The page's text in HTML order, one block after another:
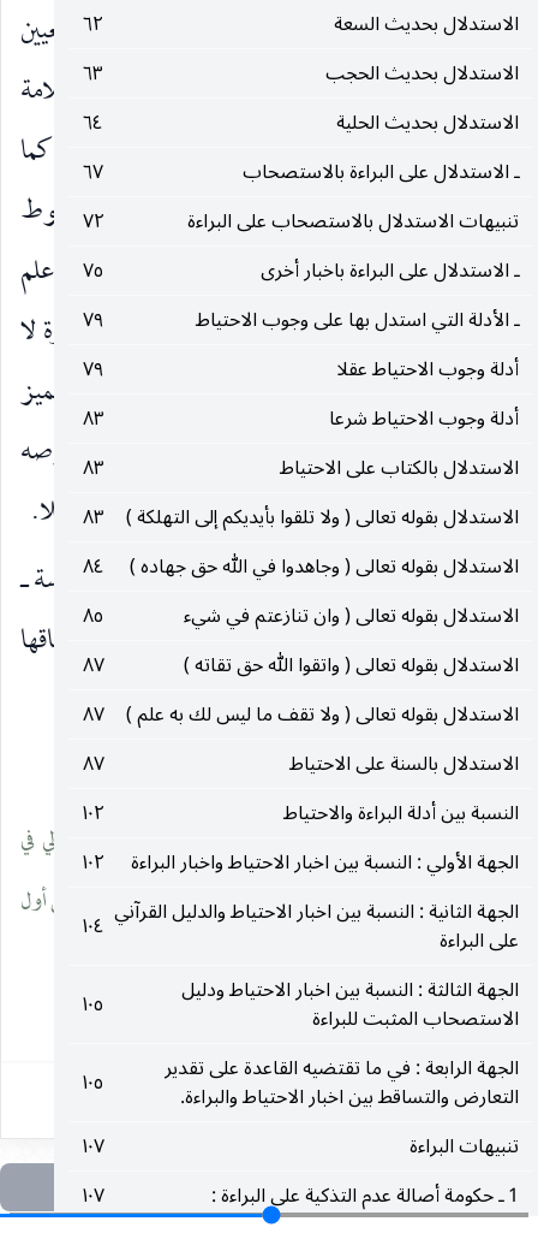
الاستدلال بحديث السعة
٦٢
الاستدلال بحديث الحجب
٦٣
الاستدلال بحديث الحلية
٦٤
ـ الاستدلال على البراءة بالاستصحاب
٦٧
تنبيهات الاستدلال بالاستصحاب على البراءة
٧٢
ـ الاستدلال على البراءة باخبار أخرى
٧٥
ـ الأدلة التي استدل بها على وجوب الاحتياط
٧٩
أدلة وجوب الاحتياط عقلا
٧٩
أدلة وجوب الاحتياط شرعا
٨٣
الاستدلال بالكتاب على الاحتياط
٨٣
الاستدلال بقوله تعالى ( ولا تلقوا بأيديكم إلى التهلكة ) ٨٣
الاستدلال بقوله تعالى ( وجاهدوا في الله حق جهاده )
٨٤
الاستدلال بقوله تعالى ( وان تنازعتم في شيء
٨٥
الاستدلال بقوله تعالى ( واتقوا الله حق تقاته )
٨٧
الاستدلال بقوله تعالى ( ولا تقف ما ليس لك به علم ) ٨٧
الاستدلال بالسنة على الاحتياط
٨٧
النسبة بين أدلة البراءة والاحتياط
١٠٢
الجهة الأولي : النسبة بين اخبار الاحتياط واخبار البراءة
١٠٢
الجهة الثانية : النسبة بين اخبار الاحتياط والدليل القرآني
على البراءة
١٠٤
الجهة الثالثة : النسبة بين اخبار الاحتياط ودليل
الاستصحاب المثبت للبراءة
١٠٥
الجهة الرابعة : في ما تقتضيه القاعدة على تقدير
التعارض والتساقط بين اخبار الاحتياط والبراءة.
١٠٥
تنبيهات البراءة
١٠٧
1 ـ حكومة أصالة عدم التذكية على البراءة :
١٠٧
الثانية ـان لا يكون العلم بالفرد ناظرا إلى تعيين
المعلوم الإجمالي ويكون للمعلوم الإجمالي علامة
وخصوصية مأخوذة فيه غير محرزة التواجد في الفرد ، كما
إذا علم بسقوط قطرة دم في أحد الإناءين ثم علم بسقوط
قطرة من الدم في أحدهما المعين على كل حال ـ سواء علم
بأنها قطرة أخرى أو احتمل ذلك ـ فانه في هذه الصورة لا
إشكال في عدم انحلال العلم الإجمالي لأن معلومه المتميز
لا يزال غير معلوم الانطباق على أحد الطرفين بخصوصه
بل نسبته إليهما على حد واحد فيستحيل ان يكون منحلا.
لا يقال ـان العلم الإجمالي بسبب التكليف ـ النجاسة ـ
وان لم يكن منحلا لا خذ خصوصية فيه لا يحرز انطباقها
على الفرد ، الا انه بلحاظ ما هو التكليف وموضوع
__________________
العلم الإجمالي للفرد الباقي في تمام عمود الزمام ، لأن العلم الإجمالي في
المقام لم يكن منجزا من أول الأمر لعدم بإمكان المخالفة القطعية من أول
الأمر بحسب الفرض.